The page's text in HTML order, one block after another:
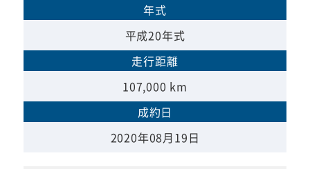
年式
平成20年式
走行距離
107,000 km
成約日
2020年08月19日